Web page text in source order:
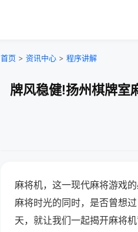
首页 > 资讯中心 > 程序讲解
牌风稳健!扬州棋牌室
麻将机，这一现代麻将游戏
麻将时光的同时，是否曾想
天，就让我们一起揭开麻将